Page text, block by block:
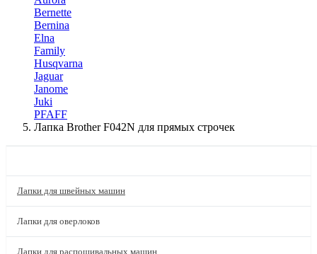
Bernette
Bernina
Elna
Family
Husqvarna
Jaguar
Janome
Juki
PFAFF
Лапка Brother F042N для прямых строчек
Лапки для швейных машин
Лапки для оверлоков
Лапки для распошивальных машин